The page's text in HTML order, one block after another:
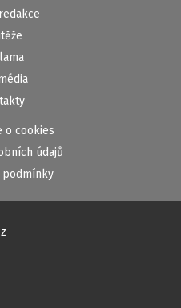
o cookies
údajů
podmínky